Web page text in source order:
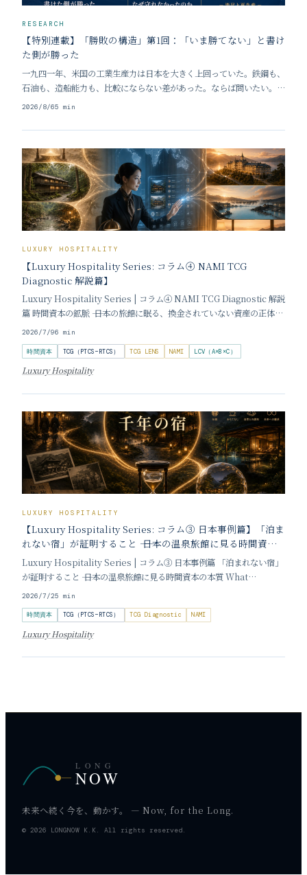
RESEARCH
【特別連載】「勝敗の構造」第1回：「いま勝てない」と書け
た側が勝った
一九四一年、米国の工業生産力は日本を大きく上回っていた。鉄鋼も、
石油も、造船能力も、比較にならない差があった。ならば問いたい。圧
倒的な物量を持つ側が、なぜ詳細な計画を必要としたのか。作れるもの
とが、本連載の出発点である。
2026/8/65 min
LUXURY HOSPITALITY
【Luxury Hospitality Series: コラム④ NAMI TCG
Diagnostic 解説篇】
Luxury Hospitality Series | コラム④ NAMI TCG Diagnostic 解説
篇 時間資本の鉱脈 ―― 日本の旅館に眠る、換金されていない資産の正体
Time Capital Mine: The Unmined Wealth Sleeping Inside
Japan
2026/7/96 min
時間資本 TCG（PTCS−RTCS） TCG LENS NAMI LCV（A×B×C）
Luxury Hospitality
LUXURY HOSPITALITY
【Luxury Hospitality Series: コラム③ 日本事例篇】「泊ま
れない宿」が証明すること ―― 日本の温泉旅館に見る時間資本
の本質
Luxury Hospitality Series | コラム③ 日本事例篇 「泊まれない宿」
が証明すること ―― 日本の温泉旅館に見る時間資本の本質 What
'Impossible to Book' Inns Prove About Time Capital 執筆：加
登吉邦 一泊の予約のために、
2026/7/25 min
時間資本 TCG（PTCS−RTCS） TCG Diagnostic NAMI
Luxury Hospitality
LONG
NOW
未来へ続く今を、動かす。 — Now, for the Long.
© 2026 LONGNOW K.K. All rights reserved.